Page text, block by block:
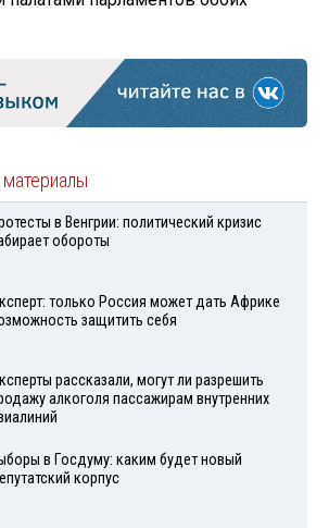
в Венгрии: политический кризис
обороты
только Россия может дать Африке
защитить себя
рассказали, могут ли разрешить
алкоголя пассажирам внутренних
в Госдуму: каким будет новый
корпус